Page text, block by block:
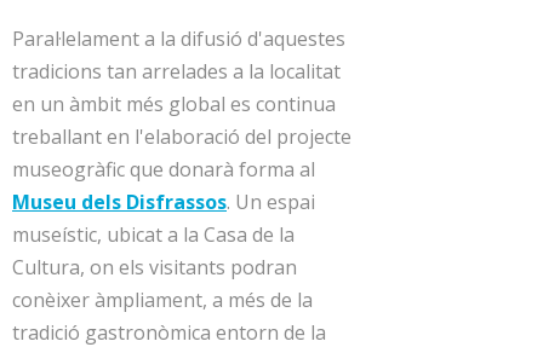
Paral·lelament a la difusió d'aquestes
tradicions tan arrelades a la localitat
en un àmbit més global es continua
treballant en l'elaboració del projecte
museogràfic que donarà forma al
Museu dels Disfrassos. Un espai
museístic, ubicat a la Casa de la
Cultura, on els visitants podran
conèixer àmpliament, a més de la
tradició gastronòmica entorn de la